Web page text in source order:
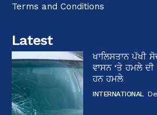
Terms and Conditions
Latest
ਖਾਲਿਸਤਾਨ ਪੱਖੀ
ਵਾਸਨ ‘ਤੇ ਹਮਲੇ
ਹਨ ਹਮਲੇ
INTERNATIONAL